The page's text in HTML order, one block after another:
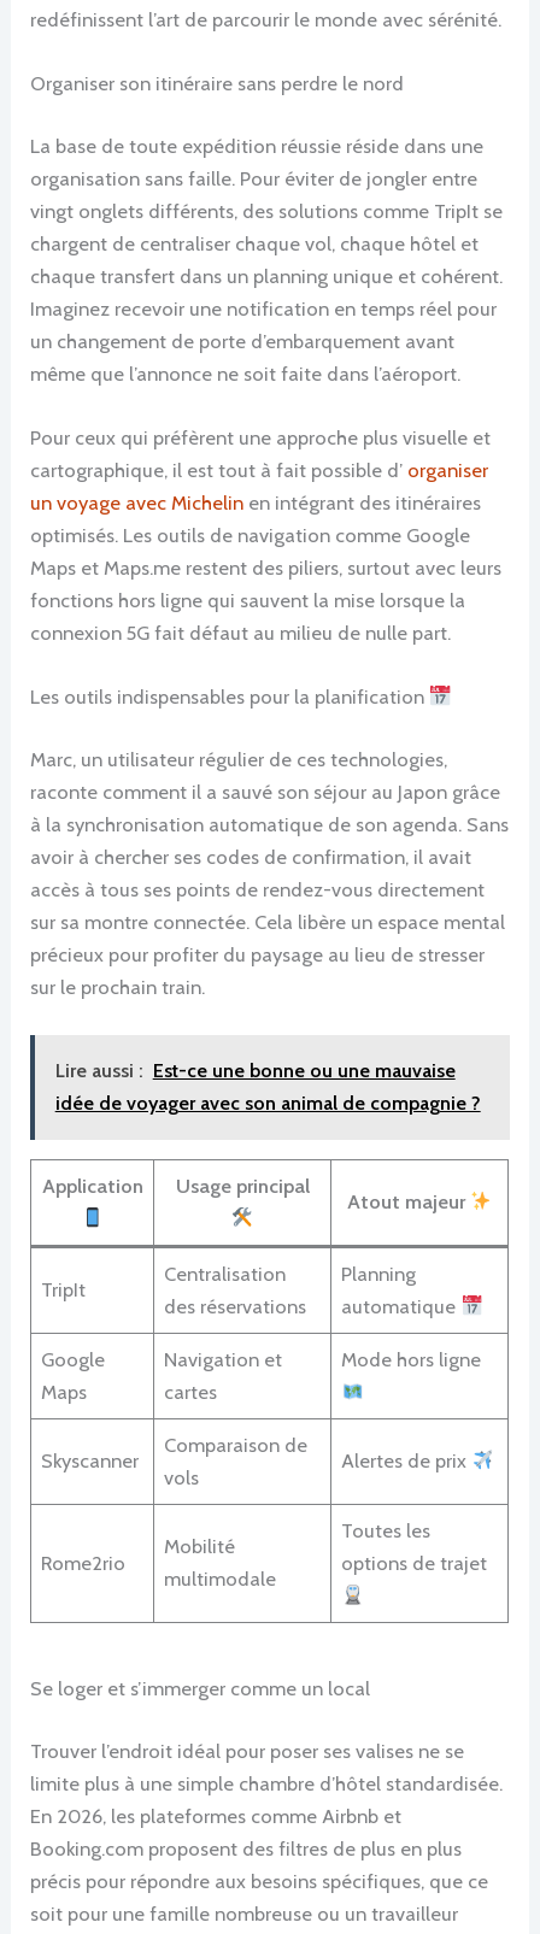
redéfinissent l’art de parcourir le monde avec sérénité.
Organiser son itinéraire sans perdre le nord
La base de toute expédition réussie réside dans une
organisation sans faille. Pour éviter de jongler entre
vingt onglets différents, des solutions comme TripIt se
chargent de centraliser chaque vol, chaque hôtel et
chaque transfert dans un planning unique et cohérent.
Imaginez recevoir une notification en temps réel pour
un changement de porte d’embarquement avant
même que l’annonce ne soit faite dans l’aéroport.
Pour ceux qui préfèrent une approche plus visuelle et
cartographique, il est tout à fait possible d’ organiser
un voyage avec Michelin en intégrant des itinéraires
optimisés. Les outils de navigation comme Google
Maps et Maps.me restent des piliers, surtout avec leurs
fonctions hors ligne qui sauvent la mise lorsque la
connexion 5G fait défaut au milieu de nulle part.
Les outils indispensables pour la planification
Marc, un utilisateur régulier de ces technologies,
raconte comment il a sauvé son séjour au Japon grâce
à la synchronisation automatique de son agenda. Sans
avoir à chercher ses codes de confirmation, il avait
accès à tous ses points de rendez-vous directement
sur sa montre connectée. Cela libère un espace mental
précieux pour profiter du paysage au lieu de stresser
sur le prochain train.
Lire aussi : Est-ce une bonne ou une mauvaise
idée de voyager avec son animal de compagnie ?
Application Usage principal
Atout majeur
TripIt
Centralisation
des réservations
Planning
automatique
Google
Maps
Navigation et
cartes
Mode hors ligne
Skyscanner
Comparaison de
vols
Alertes de prix
Rome2rio
Mobilité
multimodale
Toutes les
options de trajet
Se loger et s’immerger comme un local
Trouver l’endroit idéal pour poser ses valises ne se
limite plus à une simple chambre d’hôtel standardisée.
En 2026, les plateformes comme Airbnb et
Booking.com proposent des filtres de plus en plus
précis pour répondre aux besoins spécifiques, que ce
soit pour une famille nombreuse ou un travailleur